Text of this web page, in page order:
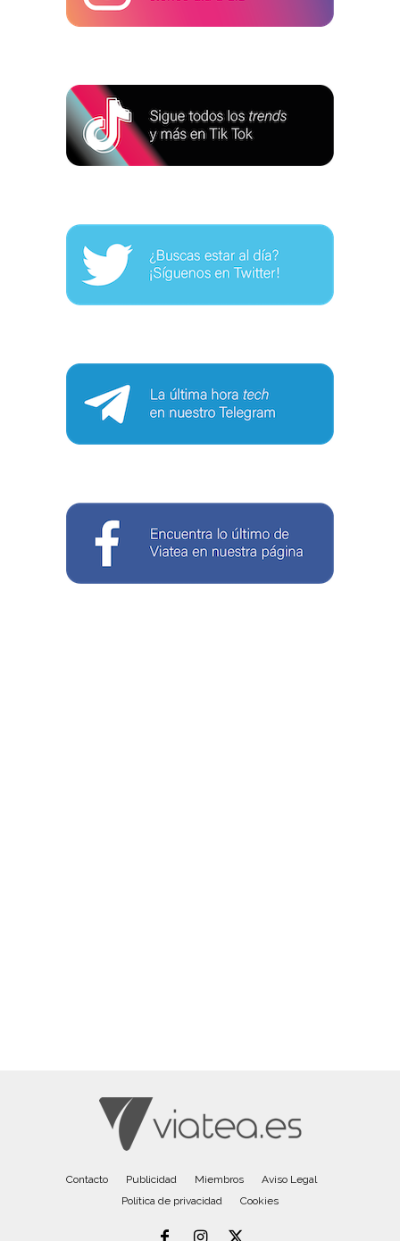
Contacto Publicidad Miembros
Aviso Legal
Política de privacidad
Cookies